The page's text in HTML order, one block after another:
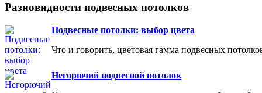
Разновидности подвесных потолков
Подвесные потолки: выбор цвета
Что и говорить, цветовая гамма подвесных
Негорючий подвесной потолок